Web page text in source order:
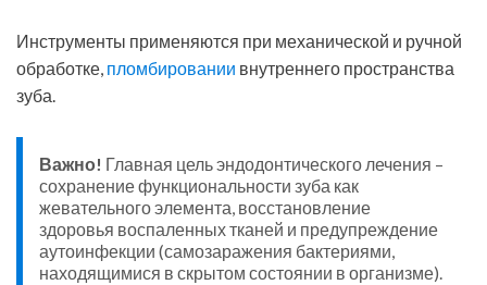
Инструменты применяются при механической и ручной
обработке, пломбировании внутреннего пространства
зуба.
Важно! Главная цель эндодонтического лечения –
сохранение функциональности зуба как
жевательного элемента, восстановление
здоровья воспаленных тканей и предупреждение
аутоинфекции (самозаражения бактериями,
находящимися в скрытом состоянии в организме).